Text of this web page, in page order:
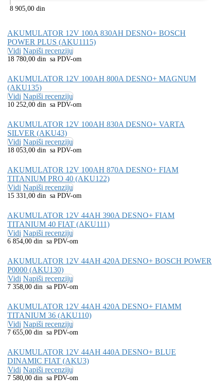
8 905,00 din
AKUMULATOR 12V 100A 830AH DESNO+ BOSCH
POWER PLUS (AKU1115)
Vidi Napiši recenziju
18 780,00 din sa PDV-om
AKUMULATOR 12V 100AH 800A DESNO+ MAGNUM
(AKU135)
Vidi Napiši recenziju
10 252,00 din sa PDV-om
AKUMULATOR 12V 100AH 830A DESNO+ VARTA
SILVER (AKU43)
Vidi Napiši recenziju
18 053,00 din sa PDV-om
AKUMULATOR 12V 100AH 870A DESNO+ FIAM
TITANIUM PRO 40 (AKU122)
Vidi Napiši recenziju
15 331,00 din sa PDV-om
AKUMULATOR 12V 44AH 390A DESNO+ FIAM
TITANIUM 40 FIAT (AKU111)
Vidi Napiši recenziju
6 854,00 din sa PDV-om
AKUMULATOR 12V 44AH 420A DESNO+ BOSCH POWER
P0000 (AKU130)
Vidi Napiši recenziju
7 358,00 din sa PDV-om
AKUMULATOR 12V 44AH 420A DESNO+ FIAMM
TITANIUM 36 (AKU110)
Vidi Napiši recenziju
7 655,00 din sa PDV-om
AKUMULATOR 12V 44AH 440A DESNO+ BLUE
DINAMIC FIAT (AKU3)
Vidi Napiši recenziju
7 580,00 din sa PDV-om